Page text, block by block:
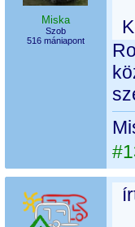
Miska
Szob
516 mániapont